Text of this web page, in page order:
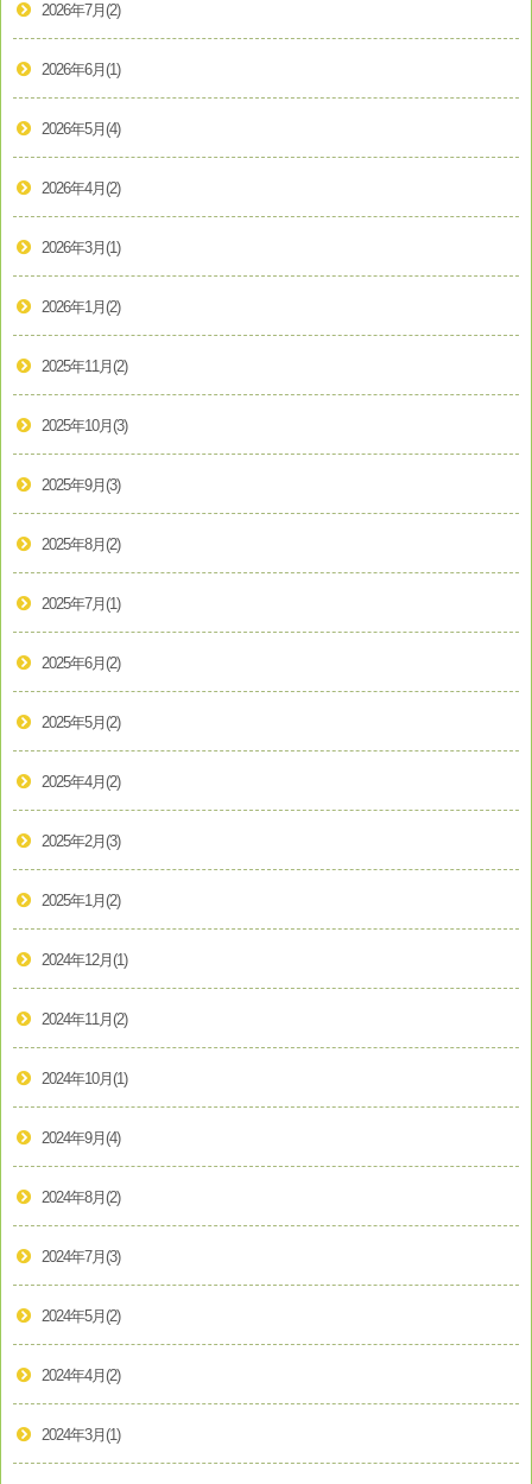
2026年7月 (2)
2026年6月 (1)
2026年5月 (4)
2026年4月 (2)
2026年3月 (1)
2026年1月 (2)
2025年11月 (2)
2025年10月 (3)
2025年9月 (3)
2025年8月 (2)
2025年7月 (1)
2025年6月 (2)
2025年5月 (2)
2025年4月 (2)
2025年2月 (3)
2025年1月 (2)
2024年12月 (1)
2024年11月 (2)
2024年10月 (1)
2024年9月 (4)
2024年8月 (2)
2024年7月 (3)
2024年5月 (2)
2024年4月 (2)
2024年3月 (1)